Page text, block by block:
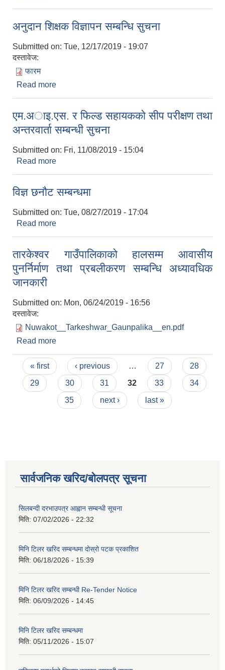
अनुदान शिक्षक विज्ञापन सम्बन्धि सुचना
Submitted on: Tue, 12/17/2019 - 19:07
दस्तावेज:
फारम
Read more
एम.अाइ.एस. र फिल्ड सहायककाे सीप परीक्षण तथा
अन्तरवार्ता सम्बन्धी सुचना
Submitted on: Fri, 11/08/2019 - 15:04
Read more
विज्ञ छनाैट सम्बन्धमा
Submitted on: Tue, 08/27/2019 - 17:04
Read more
तारकेश्वर गाउँपालिकाको हालसम्म आवासीय
पुनर्निर्माण तथा प्रबलीकरण सम्बन्धि अध्यावधिक
जानकारी
Submitted on: Mon, 06/24/2019 - 16:56
दस्तावेज:
Nuwakot__Tarkeshwar_Gaunpalika__en.pdf
Read more
Pages
« first ‹ previous … 27
28
29
30 31 32 33
34
35
next › last »
सार्वजनिक खरिद/बोलपत्र सूचना
सिलबन्दी दरभाउपत्र आह्वान सम्बन्धी सूचना
मिति: 07/02/2026 - 22:32
मिनि टिलर खरिद सम्बन्धमा दोस्रो पटक प्रकाशित
मिति: 06/18/2026 - 15:39
मिनि टिलर खरिद सम्बन्धी Re-Tender Notice
मिति: 06/09/2026 - 14:45
मिनि टिलर खरिद सम्बन्धमा
मिति: 05/11/2026 - 15:07